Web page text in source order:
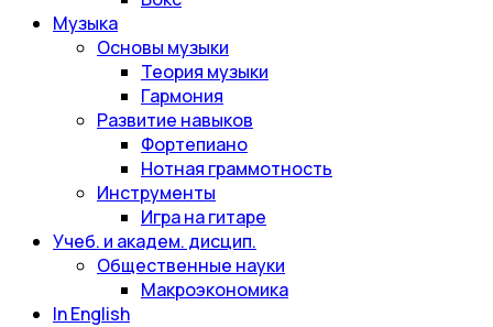
Музыка
Основы музыки
Теория музыки
Гармония
Развитие навыков
Фортепиано
Нотная граммотность
Инструменты
Игра на гитаре
Учеб. и академ. дисцип.
Общественные науки
Макроэкономика
In English